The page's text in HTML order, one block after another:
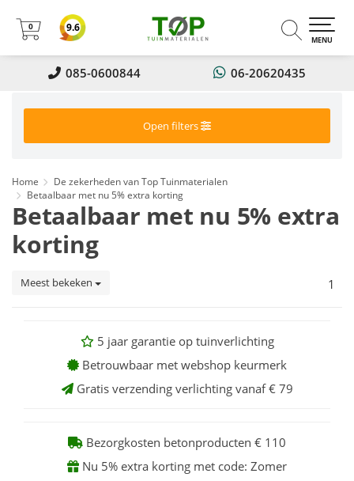
06-20620435
085-0600844
0
0
MENU
9.6
Open filters
Home
De zekerheden van Top Tuinmaterialen
Betaalbaar met nu 5% extra korting
Betaalbaar met nu 5% extra
korting
Meest bekeken 1
5 jaar garantie op tuinverlichting
Betrouwbaar met webshop keurmerk
Gratis verzending verlichting vanaf € 79
Bezorgkosten betonproducten € 110
Nu 5% extra korting met code: Zomer